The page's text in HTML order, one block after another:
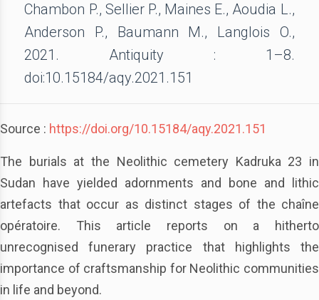
Chambon P., Sellier P., Maines E., Aoudia L.,
Anderson P., Baumann M., Langlois O.,
2021. Antiquity : 1–8.
doi:10.15184/aqy.2021.151
Source : https://doi.org/10.15184/aqy.2021.151
The burials at the Neolithic cemetery Kadruka 23 in
Sudan have yielded adornments and bone and lithic
artefacts that occur as distinct stages of the chaîne
opératoire. This article reports on a hitherto
unrecognised funerary practice that highlights the
importance of craftsmanship for Neolithic communities
in life and beyond.